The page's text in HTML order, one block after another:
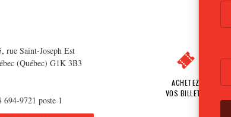
rue Saint-Joseph Est
(Québec) G1K 3B3
694-9721 poste 1
ACHETEZ
VOS BILLETS